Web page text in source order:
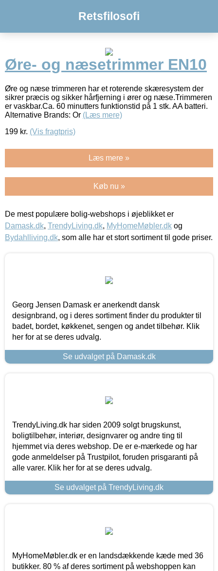
Retsfilosofi
Øre- og næsetrimmer EN10
Øre og næse trimmeren har et roterende skæresystem der
sikrer præcis og sikker hårfjerning i ører og næse.Trimmeren
er vaskbar.Ca. 60 minutters funktionstid på 1 stk. AA batteri.
Alternative Brands: Or (Læs mere)
199 kr. (Vis fragtpris)
Læs mere »
Køb nu »
De mest populære bolig-webshops i øjeblikket er
Damask.dk, TrendyLiving.dk, MyHomeMøbler.dk og
Bydahlliving.dk, som alle har et stort sortiment til gode priser.
Georg Jensen Damask er anerkendt dansk
designbrand, og i deres sortiment finder du produkter til
badet, bordet, køkkenet, sengen og andet tilbehør. Klik
her for at se deres udvalg.
Se udvalget på Damask.dk
TrendyLiving.dk har siden 2009 solgt brugskunst,
boligtilbehør, interiør, designvarer og andre ting til
hjemmet via deres webshop. De er e-mærkede og har
gode anmeldelser på Trustpilot, foruden prisgaranti på
alle varer. Klik her for at se deres udvalg.
Se udvalget på TrendyLiving.dk
MyHomeMøbler.dk er en landsdækkende kæde med 36
butikker. 80 % af deres sortiment på webshoppen kan